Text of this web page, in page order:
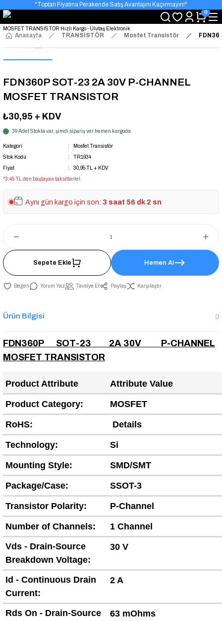
"Toptan Fiyatına Perakende Satış Avantajını Kaçırmayın!"
"Üyelere Özel: Stok Önceliği ve Proje Fiyatları."
0
Anasayfa TRANSİSTÖR Mosfet Transistör
FDN360P SOT-23 2A 30V P-CHANNEL
MOSFET TRANSISTOR
₺30,95 + KDV
39 Adet Stokta var, şimdi sipariş ver hemen kargoda
Kategori
Mosfet Transistör
Stok Kodu
TR1934
Fiyat
30,95 TL + KDV
*3,45 TL den başlayan taksitlerle!
Aynı gün kargo için son: 3 saat 56 dk 2 sn
Sepete Ekle Hemen Al
Yorum Yaz Tavsiye Et Paylaş Karşılaştır
Ürün Bilgisi
FDN360P SOT-23 2A 30V P-CHANNEL
MOSFET TRANSISTOR
Product Attribute Attribute Value
Product Category: MOSFET
RoHS: Details
Technology: Si
Mounting Style: SMD/SMT
Package/Case: SSOT-3
Transistor Polarity: P-Channel
Number of Channels:
1 Channel
Vds - Drain-Source
Breakdown Voltage:
30 V
Id - Continuous Drain
Current:
2 A
Rds On - Drain-Source
63 mOhms